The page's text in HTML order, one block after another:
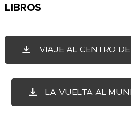
LIBROS
VIAJE AL CENTRO
LA VUELTA AL